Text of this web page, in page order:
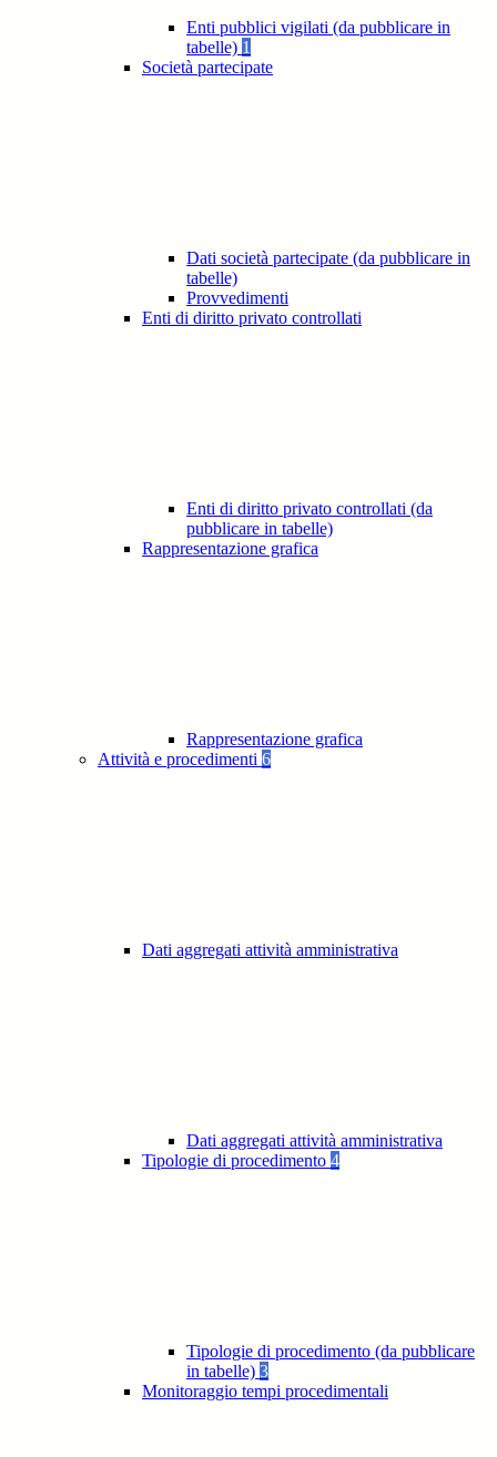
Enti pubblici vigilati (da pubblicare in
tabelle) 1
Società partecipate
Dati società partecipate (da pubblicare in
tabelle)
Provvedimenti
Enti di diritto privato controllati
Enti di diritto privato controllati (da
pubblicare in tabelle)
Rappresentazione grafica
Rappresentazione grafica
Attività e procedimenti 6
Dati aggregati attività amministrativa
Dati aggregati attività amministrativa
Tipologie di procedimento 4
Tipologie di procedimento (da pubblicare
in tabelle) 3
Monitoraggio tempi procedimentali